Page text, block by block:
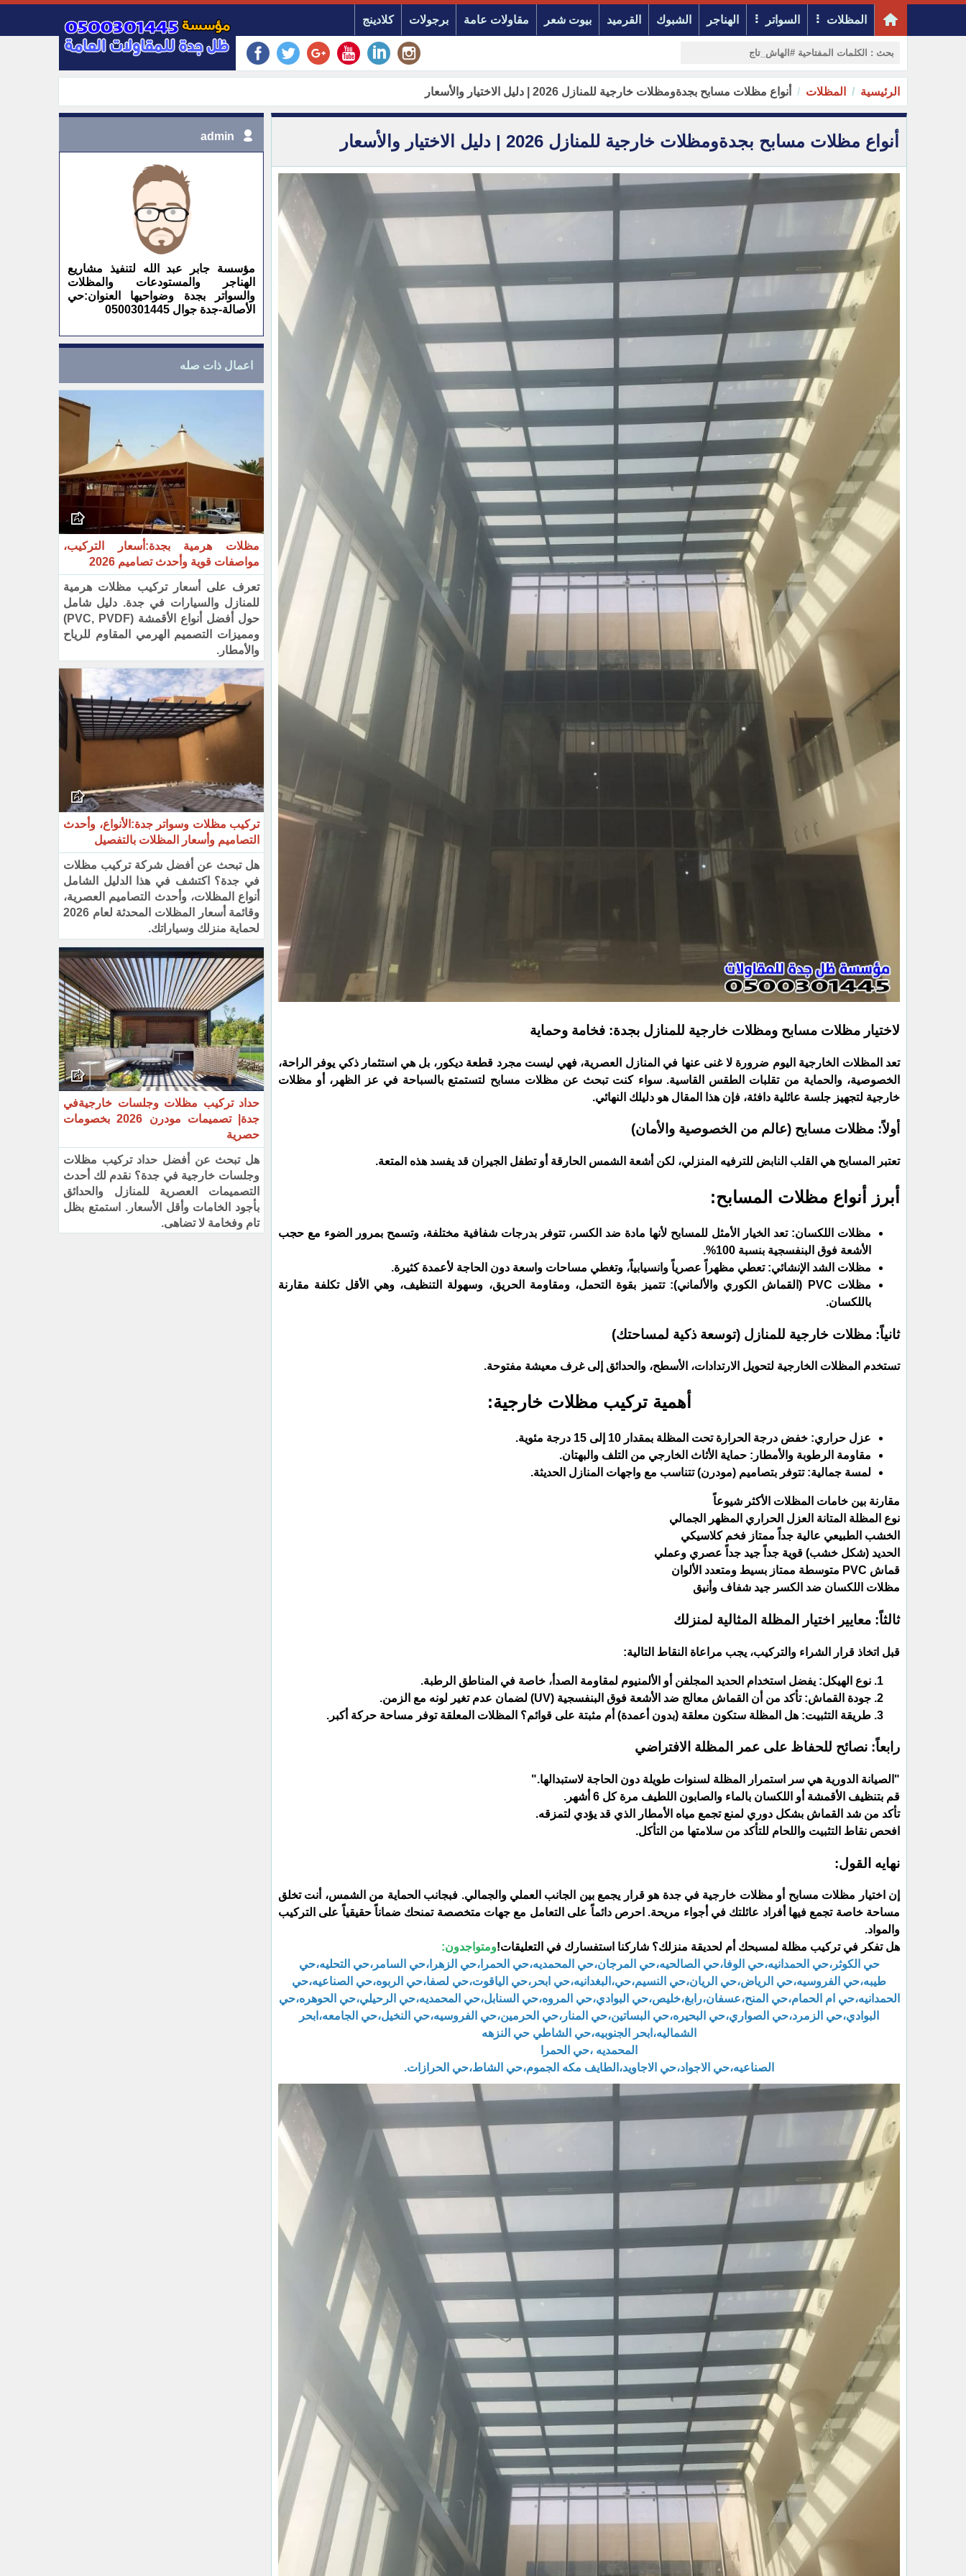
المظلات السواتر الهناجر الشبوك القرميد بيوت شعر مقاولات عامة برجولات كلادينج
الرئيسية المظلات أنواع مظلات مسابح بجدةومظلات خارجية للمنازل 2026 | دليل الاختيار والأسعار
أنواع مظلات مسابح بجدةومظلات خارجية للمنازل 2026 | دليل الاختيار والأسعار
لاختيار مظلات مسابح ومظلات خارجية للمنازل بجدة: فخامة وحماية
​تعد المظلات الخارجية اليوم ضرورة لا غنى عنها في المنازل العصرية، فهي ليست مجرد قطعة ديكور، بل هي استثمار ذكي يوفر الراحة،
الخصوصية، والحماية من تقلبات الطقس القاسية. سواء كنت تبحث عن مظلات مسابح لتستمتع بالسباحة في عز الظهر، أو مظلات
خارجية لتجهيز جلسة عائلية دافئة، فإن هذا المقال هو دليلك النهائي.
​أولاً: مظلات مسابح (عالم من الخصوصية والأمان)
​تعتبر المسابح هي القلب النابض للترفيه المنزلي، لكن أشعة الشمس الحارقة أو تطفل الجيران قد يفسد هذه المتعة.
​أبرز أنواع مظلات المسابح:
​مظلات اللكسان: تعد الخيار الأمثل للمسابح لأنها مادة ضد الكسر، تتوفر بدرجات شفافية مختلفة، وتسمح بمرور الضوء مع حجب
الأشعة فوق البنفسجية بنسبة 100%.
​مظلات الشد الإنشائي: تعطي مظهراً عصرياً وانسيابياً، وتغطي مساحات واسعة دون الحاجة لأعمدة كثيرة.
​مظلات PVC (القماش الكوري والألماني): تتميز بقوة التحمل، ومقاومة الحريق، وسهولة التنظيف، وهي الأقل تكلفة مقارنة
باللكسان.
​ثانياً: مظلات خارجية للمنازل (توسعة ذكية لمساحتك)
​تستخدم المظلات الخارجية لتحويل الارتدادات، الأسطح، والحدائق إلى غرف معيشة مفتوحة.
​أهمية تركيب مظلات خارجية:
​عزل حراري: خفض درجة الحرارة تحت المظلة بمقدار 10 إلى 15 درجة مئوية.
​مقاومة الرطوبة والأمطار: حماية الأثاث الخارجي من التلف والبهتان.
​لمسة جمالية: تتوفر بتصاميم (مودرن) تتناسب مع واجهات المنازل الحديثة.
​مقارنة بين خامات المظلات الأكثر شيوعاً
نوع المظلة المتانة العزل الحراري المظهر الجمالي
الخشب الطبيعي عالية جداً ممتاز فخم كلاسيكي
الحديد (شكل خشب) قوية جداً جيد جداً عصري وعملي
قماش PVC متوسطة ممتاز بسيط ومتعدد الألوان
مظلات اللكسان ضد الكسر جيد شفاف وأنيق
ثالثاً: معايير اختيار المظلة المثالية لمنزلك
​قبل اتخاذ قرار الشراء والتركيب، يجب مراعاة النقاط التالية:
​نوع الهيكل: يفضل استخدام الحديد المجلفن أو الألمنيوم لمقاومة الصدأ، خاصة في المناطق الرطبة.
جودة القماش: تأكد من أن القماش معالج ضد الأشعة فوق البنفسجية (UV) لضمان عدم تغير لونه مع الزمن.
​طريقة التثبيت: هل المظلة ستكون معلقة (بدون أعمدة) أم مثبتة على قوائم؟ المظلات المعلقة توفر مساحة حركة أكبر.
​رابعاً: نصائح للحفاظ على عمر المظلة الافتراضي
​"الصيانة الدورية هي سر استمرار المظلة لسنوات طويلة دون الحاجة لاستبدالها."
​قم بتنظيف الأقمشة أو اللكسان بالماء والصابون اللطيف مرة كل 6 أشهر.
​تأكد من شد القماش بشكل دوري لمنع تجمع مياه الأمطار الذي قد يؤدي لتمزقه.
​افحص نقاط التثبيت واللحام للتأكد من سلامتها من التأكل.
​نهايه القول:
​إن اختيار مظلات مسابح أو مظلات خارجية في جدة هو قرار يجمع بين الجانب العملي والجمالي. فبجانب الحماية من الشمس، أنت تخلق
مساحة خاصة تجمع فيها أفراد عائلتك في أجواء مريحة. احرص دائماً على التعامل مع جهات متخصصة تمنحك ضماناً حقيقياً على التركيب
والمواد.
​هل تفكر في تركيب مظلة لمسبحك أم لحديقة منزلك؟ شاركنا استفسارك في التعليقات!ومتواجدون:
حي الكوثر،حي الحمدانيه،حي الوفا،حي الصالحيه،حي المرجان،حي المحمديه،حي الحمرا،حي الزهرا،حي السامر،حي التحليه،حي
طيبه،حي الفروسيه،حي الرياض،حي الريان،حي النسيم،حي،البغدانيه،حي ابحر،حي الياقوت،حي لصفا،حي الربوه،حي الصناعيه،حي
الحمدانيه،حي ام الحمام،حي المنح،عسفان،رابغ،خليص،حي البوادي،حي المروه،حي السنابل،حي المحمديه،حي الرحيلي،حي الحوهره،حي
البوادي،حي الزمرد،حي الصواري،حي البحيره،حي البساتين،حي المنار،حي الحرمين،حي الفروسيه،حي النخيل،حي الجامعه،ابحر
الشماليه،ابحر الجنوبيه،حي الشاطي حي النزهه
المحمديه ،حي الحمرا
الصناعيه،حي الاجواد،حي الاجاويد،الطايف مكه الجموم،حي الشاط،حي الحرازات.
admin
مؤسسة جابر عبد الله لتنفيذ مشاريع
الهناجر والمستودعات والمظلات
والسواتر بجدة وضواحيها العنوان:حي
الأصالة-جدة جوال 0500301445
اعمال ذات صله
مظلات هرمية بجدة:أسعار التركيب،
مواصفات قوية وأحدث تصاميم 2026
تعرف على أسعار تركيب مظلات هرمية
للمنازل والسيارات في جدة. دليل شامل
حول أفضل أنواع الأقمشة (PVC, PVDF)
ومميزات التصميم الهرمي المقاوم للرياح
والأمطار.
تركيب مظلات وسواتر جدة:الأنواع، وأحدث
التصاميم وأسعار المظلات بالتفصيل
هل تبحث عن أفضل شركة تركيب مظلات
في جدة؟ اكتشف في هذا الدليل الشامل
أنواع المظلات، وأحدث التصاميم العصرية،
وقائمة أسعار المظلات المحدثة لعام 2026
لحماية منزلك وسياراتك.
حداد تركيب مظلات وجلسات خارجيةفي
جدة| تصميمات مودرن 2026 بخصومات
حصرية
هل تبحث عن أفضل حداد تركيب مظلات
وجلسات خارجية في جدة؟ نقدم لك أحدث
التصميمات العصرية للمنازل والحدائق
بأجود الخامات وأقل الأسعار. استمتع بظل
تام وفخامة لا تضاهى.